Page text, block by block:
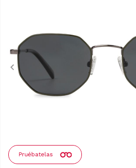
Pruébatelas
Previous